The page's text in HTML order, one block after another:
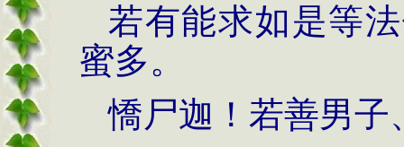
若有能求如是等
蜜多。
憍尸迦！若善男子